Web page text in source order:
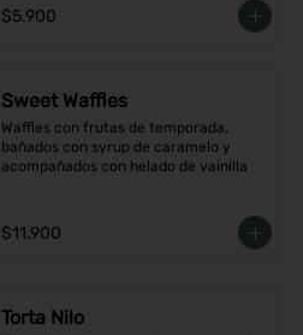
$5.900
Sweet Waffles
Waffles con frutas de temporada,
bañados con syrup de caramelo y
acompañados con helado de vainilla
$11.900
Torta Nilo